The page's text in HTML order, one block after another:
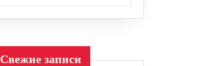
Свежие записи